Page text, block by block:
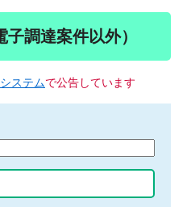
調達案件以外）
ステムで公告しています